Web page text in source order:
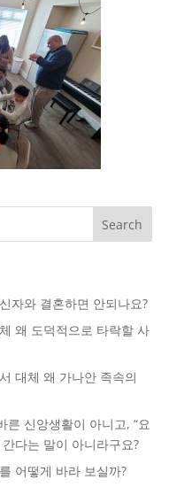
자와 결혼하면 안되나요?
왜 도덕적으로 타락할 사
대체 왜 가나안 족속의
른 신앙생활이 아니고, “요
다는 말이 아니라구요?
어떻게 바라 보실까?